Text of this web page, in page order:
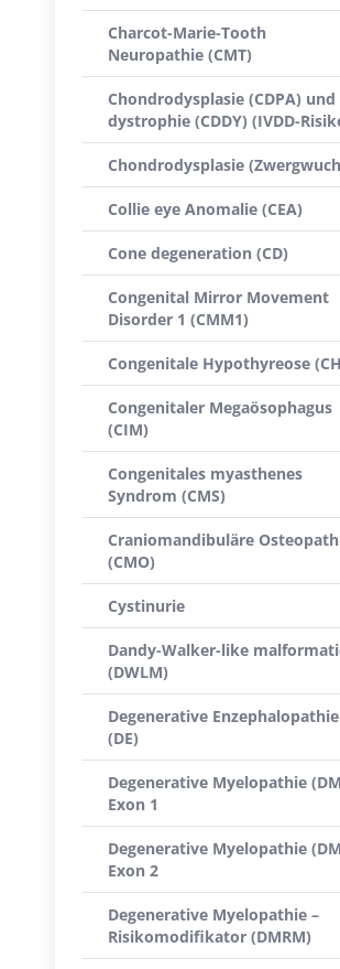
Charcot-Marie-Tooth
Neuropathie (CMT)
Chondrodysplasie (CDPA) und
dystrophie (CDDY) (IVDD-
Chondrodysplasie
Collie eye Anomalie (CEA)
Cone degeneration (CD)
Congenital Mirror Movement
Disorder 1 (CMM1)
Congenitale Hypothyreose
Congenitaler Megaösophagus
(CIM)
Congenitales myasthenes
Syndrom (CMS)
Craniomandibuläre
(CMO)
Cystinurie
Dandy-Walker-like
(DWLM)
Degenerative Enzephalopathie
(DE)
Degenerative Myelopathie
Exon 1
Degenerative Myelopathie
Exon 2
Degenerative Myelopathie –
Risikomodifikator (DMRM)